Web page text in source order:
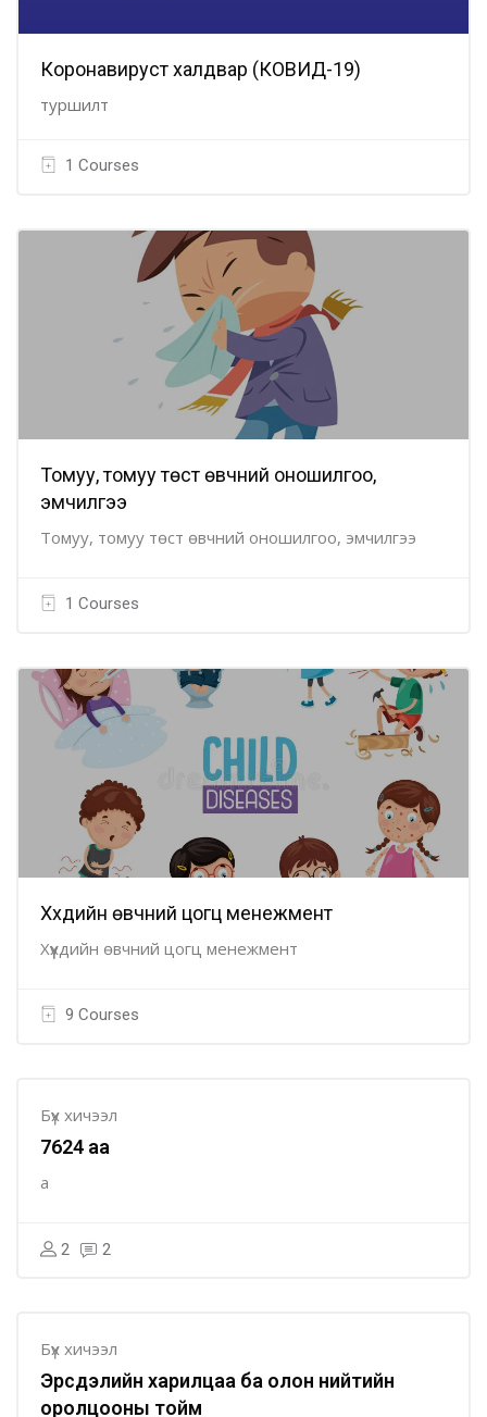
Коронавируст халдвар (КОВИД-19)
туршилт
1 Courses
Томуу, томуу төст өвчний оношилгоо,
эмчилгээ
Томуу, томуу төст өвчний оношилгоо, эмчилгээ
1 Courses
Хүүхдийн өвчний цогц менежмент
Хүүхдийн өвчний цогц менежмент
9 Courses
Бүх хичээл
7624 aa
a
2 2
Бүх хичээл
Эрсдэлийн харилцаа ба олон нийтийн
оролцооны тойм